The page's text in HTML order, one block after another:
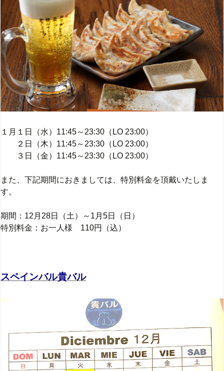
１月１日（水）11:45～23:30（LO 23:00）
２日（木）11:45～23:30（LO 23:00）
３日（金）11:45～23:30（LO 23:00）
また、下記期間におきましては、特別料金を頂戴いたしま
す。
期間：12月28日（土）～1月5日（日）
特別料金：お一人様 110円（込）
スペインバル貴バル